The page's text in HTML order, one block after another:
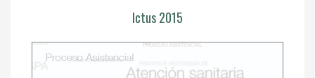
Ictus 2015